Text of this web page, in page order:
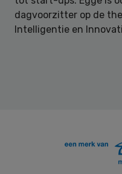
dagvoorzitter op de
Intelligentie en